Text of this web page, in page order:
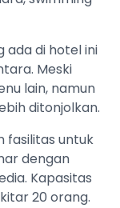
ada di hotel ini
Meski
lain, namun
ditonjolkan.
fasilitas untuk
dengan
Kapasitas
20 orang.